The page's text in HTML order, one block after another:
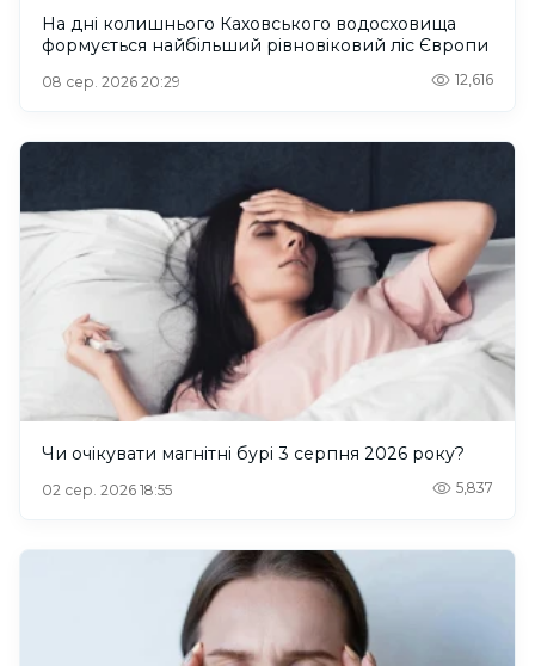
На дні колишнього Каховського водосховища
формується найбільший рівновіковий ліс Європи
08 сер. 2026 20:29 12,616
Чи очікувати магнітні бурі 3 серпня 2026 року?
02 сер. 2026 18:55 5,837